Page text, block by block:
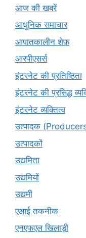
आज की खबरें
आधुनिक समाचार
आपातकालीन शेफ़
आरपीएसर्स
इंटरनेट की प्रतिष्ठिता
इंटरनेट की प्रसिद्ध
इंटरनेट व्यक्तित्व
उत्पादक
उत्पादकों
उद्यमिता
उद्यमियों
उद्यमी
एआई तकनीक
एनएफएल खिलाड़ी